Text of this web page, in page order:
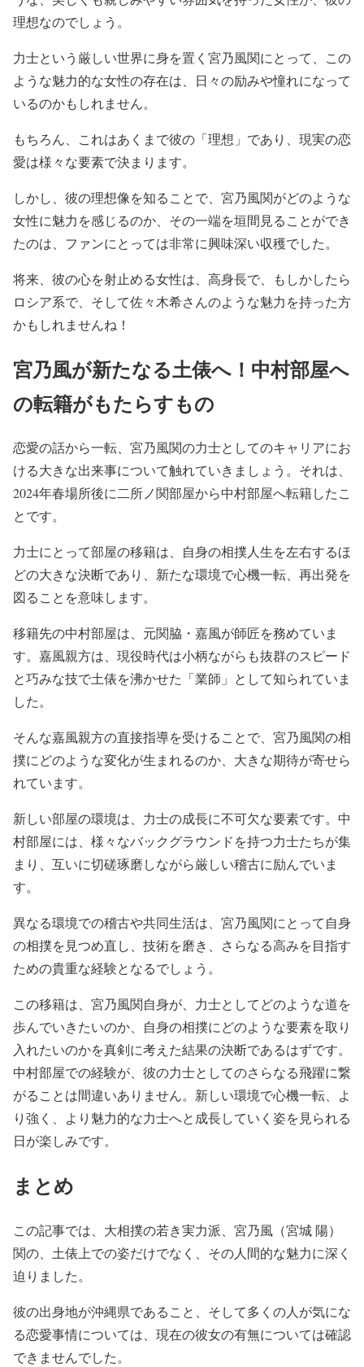
理想なのでしょう。
力士という厳しい世界に身を置く宮乃風関にとって、この
ような魅力的な女性の存在は、日々の励みや憧れになって
いるのかもしれません。
もちろん、これはあくまで彼の「理想」であり、現実の恋
愛は様々な要素で決まります。
しかし、彼の理想像を知ることで、宮乃風関がどのような
女性に魅力を感じるのか、その一端を垣間見ることができ
たのは、ファンにとっては非常に興味深い収穫でした。
将来、彼の心を射止める女性は、高身長で、もしかしたら
ロシア系で、そして佐々木希さんのような魅力を持った方
かもしれませんね！
宮乃風が新たなる土俵へ！中村部屋へ
の転籍がもたらすもの
恋愛の話から一転、宮乃風関の力士としてのキャリアにお
ける大きな出来事について触れていきましょう。それは、
2024年春場所後に二所ノ関部屋から中村部屋へ転籍したこ
とです。
力士にとって部屋の移籍は、自身の相撲人生を左右するほ
どの大きな決断であり、新たな環境で心機一転、再出発を
図ることを意味します。
移籍先の中村部屋は、元関脇・嘉風が師匠を務めていま
す。嘉風親方は、現役時代は小柄ながらも抜群のスピード
と巧みな技で土俵を沸かせた「業師」として知られていま
した。
そんな嘉風親方の直接指導を受けることで、宮乃風関の相
撲にどのような変化が生まれるのか、大きな期待が寄せら
れています。
新しい部屋の環境は、力士の成長に不可欠な要素です。中
村部屋には、様々なバックグラウンドを持つ力士たちが集
まり、互いに切磋琢磨しながら厳しい稽古に励んでいま
す。
異なる環境での稽古や共同生活は、宮乃風関にとって自身
の相撲を見つめ直し、技術を磨き、さらなる高みを目指す
ための貴重な経験となるでしょう。
この移籍は、宮乃風関自身が、力士としてどのような道を
歩んでいきたいのか、自身の相撲にどのような要素を取り
入れたいのかを真剣に考えた結果の決断であるはずです。
中村部屋での経験が、彼の力士としてのさらなる飛躍に繋
がることは間違いありません。新しい環境で心機一転、よ
り強く、より魅力的な力士へと成長していく姿を見られる
日が楽しみです。
まとめ
この記事では、大相撲の若き実力派、宮乃風（宮城 陽）
関の、土俵上での姿だけでなく、その人間的な魅力に深く
迫りました。
彼の出身地が沖縄県であること、そして多くの人が気にな
る恋愛事情については、現在の彼女の有無については確認
できませんでした。